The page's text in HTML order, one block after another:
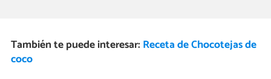
También te puede interesar: Receta de Chocotejas de
coco